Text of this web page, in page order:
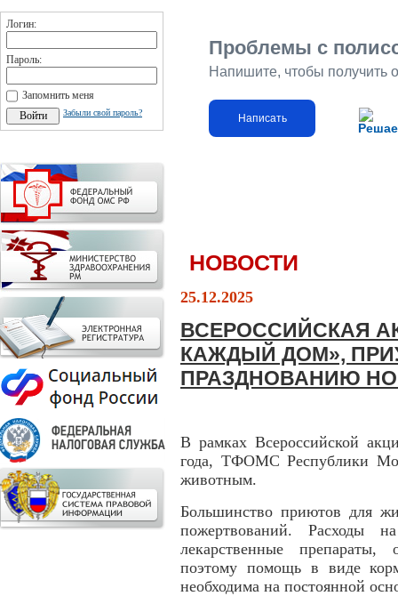
Логин:
Пароль:
Запомнить меня
Забыли свой пароль?
Проблемы с
Напишите, чтобы получить
Написать
НОВОСТИ
25.12.2025
ВСЕРОССИЙСКАЯ
КАЖДЫЙ ДОМ»,
ПРАЗДНОВАНИЮ
В рамках Всероссийской
года, ТФОМС Республики
животным.
Большинство приютов для
пожертвований. Расходы
лекарственные препараты,
поэтому помощь в виде
необходима на постоянной